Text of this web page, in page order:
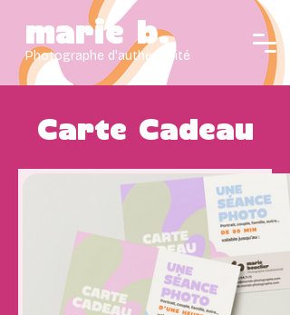
Photographe d'authenticité
marie b.
Carte Cadeau